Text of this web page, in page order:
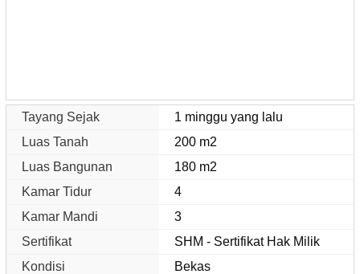
Tayang Sejak
1 minggu yang lalu
Luas Tanah
200 m2
Luas Bangunan
180 m2
Kamar Tidur
4
Kamar Mandi
3
Sertifikat
SHM - Sertifikat Hak Milik
Kondisi
Bekas